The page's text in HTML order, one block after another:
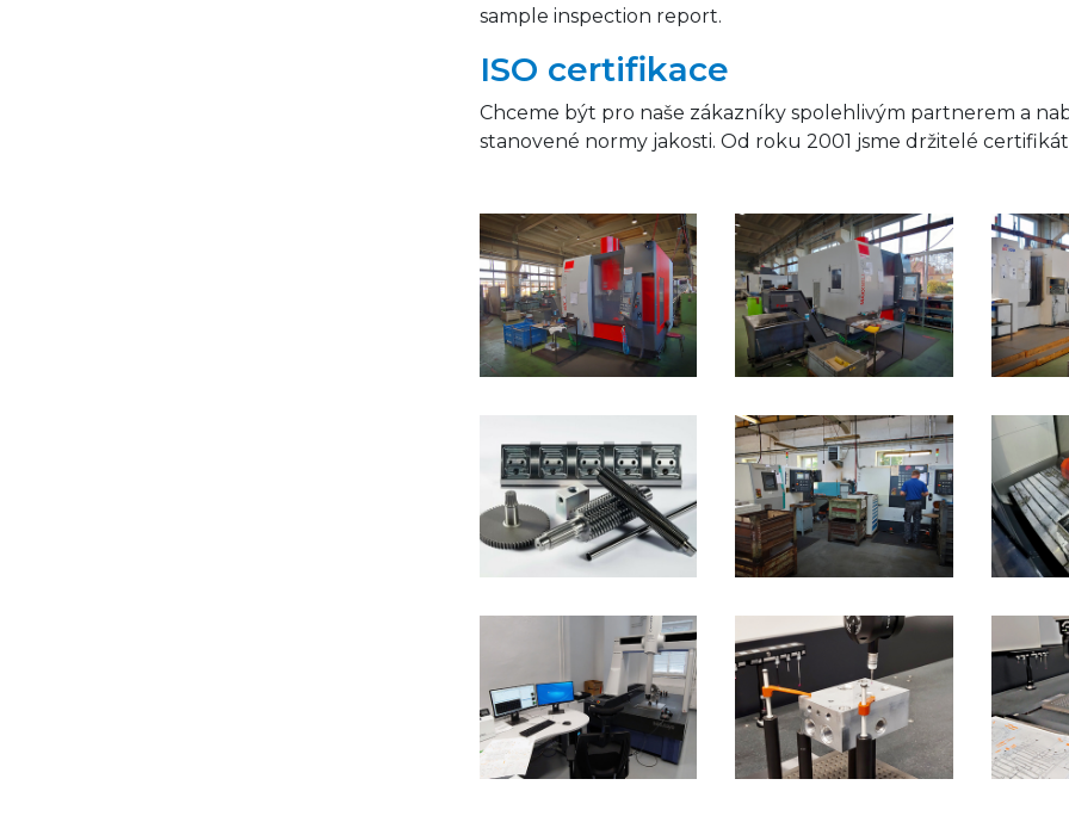
sample inspection report.
ISO certifikace
Chceme být pro naše zákazníky spolehlivým partnerem a
stanovené normy jakosti. Od roku 2001 jsme držitelé